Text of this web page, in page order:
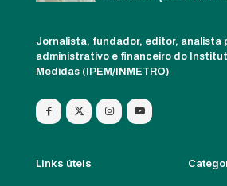
Jornalista, fundador, editor, analista
administrativo e financeiro do
Medidas (IPEM/INMETRO)
Links úteis